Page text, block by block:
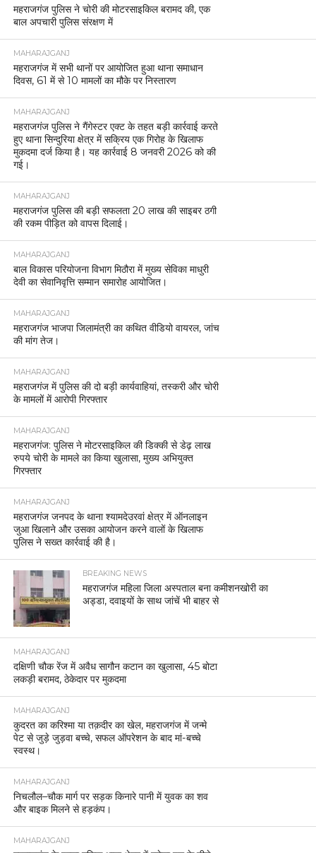
महराजगंज पुलिस ने चोरी की मोटरसाइकिल बरामद की, एक
बाल अपचारी पुलिस संरक्षण में
MAHARAJGANJ
महराजगंज में सभी थानों पर आयोजित हुआ थाना समाधान
दिवस, 61 में से 10 मामलों का मौके पर निस्तारण
MAHARAJGANJ
महराजगंज पुलिस ने गैंगेस्टर एक्ट के तहत बड़ी कार्रवाई करते
हुए थाना सिन्दुरिया क्षेत्र में सक्रिय एक गिरोह के खिलाफ
मुकदमा दर्ज किया है। यह कार्रवाई 8 जनवरी 2026 को की
गई।
MAHARAJGANJ
महराजगंज पुलिस की बड़ी सफलता 20 लाख की साइबर ठगी
की रकम पीड़ित को वापस दिलाई।
MAHARAJGANJ
बाल विकास परियोजना विभाग मिठौरा में मुख्य सेविका माधुरी
देवी का सेवानिवृत्ति सम्मान समारोह आयोजित।
MAHARAJGANJ
महराजगंज भाजपा जिलामंत्री का कथित वीडियो वायरल, जांच
की मांग तेज।
MAHARAJGANJ
महराजगंज में पुलिस की दो बड़ी कार्यवाहियां, तस्करी और चोरी
के मामलों में आरोपी गिरफ्तार
MAHARAJGANJ
महराजगंज: पुलिस ने मोटरसाइकिल की डिक्की से डेढ़ लाख
रुपये चोरी के मामले का किया खुलासा, मुख्य अभियुक्त
गिरफ्तार
MAHARAJGANJ
महराजगंज जनपद के थाना श्यामदेउरवां क्षेत्र में ऑनलाइन
जुआ खिलाने और उसका आयोजन करने वालों के खिलाफ
पुलिस ने सख्त कार्रवाई की है।
BREAKING NEWS
महराजगंज महिला जिला अस्पताल बना कमीशनखोरी का
अड्डा, दवाइयों के साथ जांचें भी बाहर से
MAHARAJGANJ
दक्षिणी चौक रेंज में अवैध सागौन कटान का खुलासा, 45 बोटा
लकड़ी बरामद, ठेकेदार पर मुकदमा
MAHARAJGANJ
कुदरत का करिश्मा या तक़दीर का खेल, महराजगंज में जन्मे
पेट से जुड़े जुड़वा बच्चे, सफल ऑपरेशन के बाद मां-बच्चे
स्वस्थ।
MAHARAJGANJ
निचलौल–चौक मार्ग पर सड़क किनारे पानी में युवक का शव
और बाइक मिलने से हड़कंप।
MAHARAJGANJ